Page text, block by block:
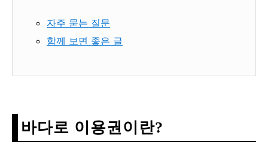
자주 묻는 질문
함께 보면 좋은 글
바다로 이용권이란?